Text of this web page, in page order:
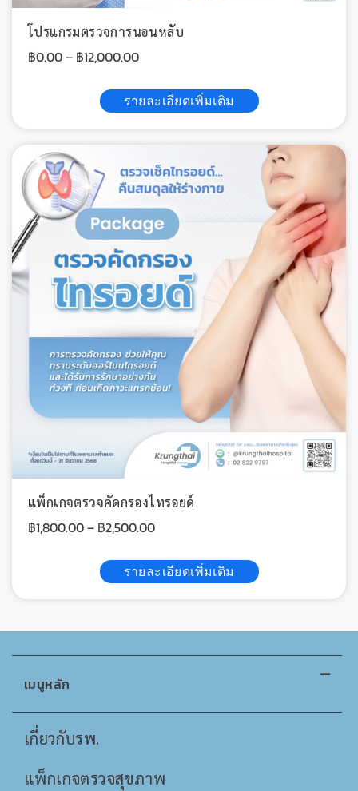
โปรแกรมตรวจการนอนหลับ
฿0.00– ฿12,000.00
รายละเอียดเพิ่มเติม
แพ็กเกจตรวจคัดกรองไทรอยด์
฿1,800.00– ฿2,500.00
รายละเอียดเพิ่มเติม
เมนูหลัก
เกี่ยวกับรพ.
แพ็กเกจตรวจสุขภาพ